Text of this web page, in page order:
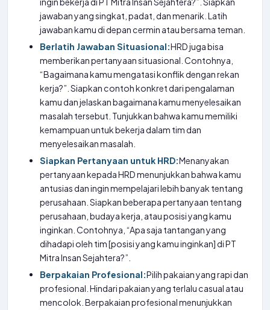
jawaban yang singkat, padat, dan menarik. Latih
jawaban kamu di depan cermin atau bersama teman.
Berlatih Jawaban Situasional:HRD juga bisa
memberikan pertanyaan situasional. Contohnya,
“Bagaimana kamu mengatasi konflik dengan rekan
kerja?”. Siapkan contoh konkret dari pengalaman
kamu dan jelaskan bagaimana kamu menyelesaikan
masalah tersebut. Tunjukkan bahwa kamu memiliki
kemampuan untuk bekerja dalam tim dan
menyelesaikan masalah.
Siapkan Pertanyaan untuk HRD:Menanyakan
pertanyaan kepada HRD menunjukkan bahwa kamu
antusias dan ingin mempelajari lebih banyak tentang
perusahaan. Siapkan beberapa pertanyaan tentang
perusahaan, budaya kerja, atau posisi yang kamu
inginkan. Contohnya, “Apa saja tantangan yang
dihadapi oleh tim [posisi yang kamu inginkan] di PT
Mitra Insan Sejahtera?”.
Berpakaian Profesional:Pilih pakaian yang rapi dan
profesional. Hindari pakaian yang terlalu casual atau
mencolok. Berpakaian profesional menunjukkan